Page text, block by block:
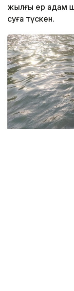
жылғы ер адам
суға түскен.